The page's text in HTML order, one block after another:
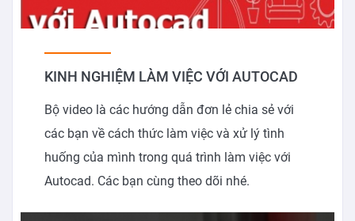
KINH NGHIỆM LÀM VIỆC VỚI AUTOCAD
Bộ video là các hướng dẫn đơn lẻ chia sẻ với
các bạn về cách thức làm việc và xử lý tình
huống của mình trong quá trình làm việc với
Autocad. Các bạn cùng theo dõi nhé.